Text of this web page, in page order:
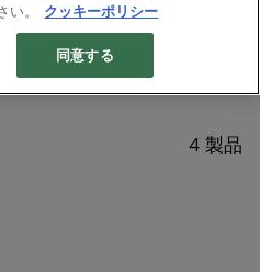
ゴールド
4 製品
。
クッキーポリシー
同意する